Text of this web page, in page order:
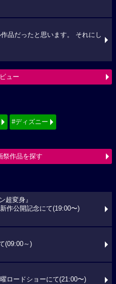
品だったと思います。 それにし
ュー
#ディズニー
祭作品を探す
超変身』
作公開記念にて(19:00〜)
(09:00～)
ロードショーにて(21:00〜)